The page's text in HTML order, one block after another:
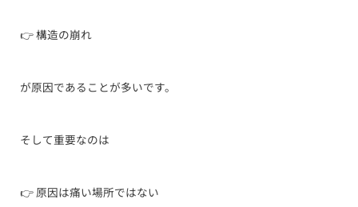
👉 構造の崩れ
が原因であることが多いです。
そして重要なのは
👉 原因は痛い場所ではない